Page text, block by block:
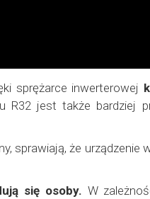
sprężarce inwerterowej
R32 jest także bardziej
sprawiają, że urządzenie
się osoby. W